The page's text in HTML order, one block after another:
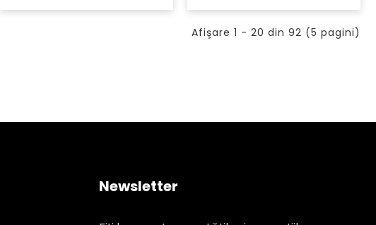
Afişare 1 - 20 din 92 (5 pagini)
Newsletter